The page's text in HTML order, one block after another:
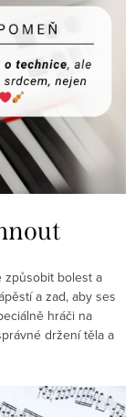
způsobit bolest a
a zad, aby ses
hráči na
držení těla a